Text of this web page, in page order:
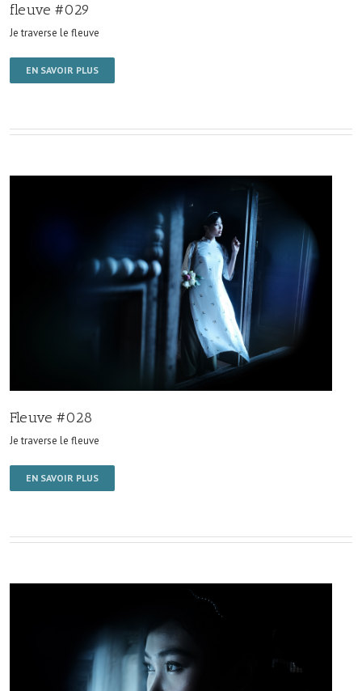
fleuve #029
Je traverse le fleuve
EN SAVOIR PLUS
Fleuve #028
Je traverse le fleuve
EN SAVOIR PLUS